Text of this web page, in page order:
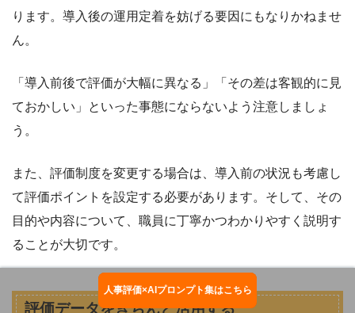
ります。導入後の運用定着を妨げる要因にもなりかねませ
ん。
「導入前後で評価が大幅に異なる」「その差は客観的に見
ておかしい」といった事態にならないよう注意しましょ
う。
また、評価制度を変更する場合は、導入前の状況も考慮し
て評価ポイントを設定する必要があります。そして、その
目的や内容について、職員に丁寧かつわかりやすく説明す
ることが大切です。
評価データをきちんと活用する
お役立ち資料ダウンロード
人事評価×AIプロンプト集はこちら